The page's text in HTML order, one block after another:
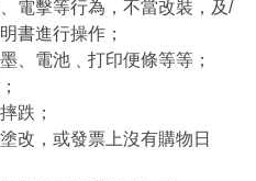
電擊等行為，不當改裝，及/
書進行操作；
、電池﹑打印便條等等；
跌；
改，或發票上沒有購物日